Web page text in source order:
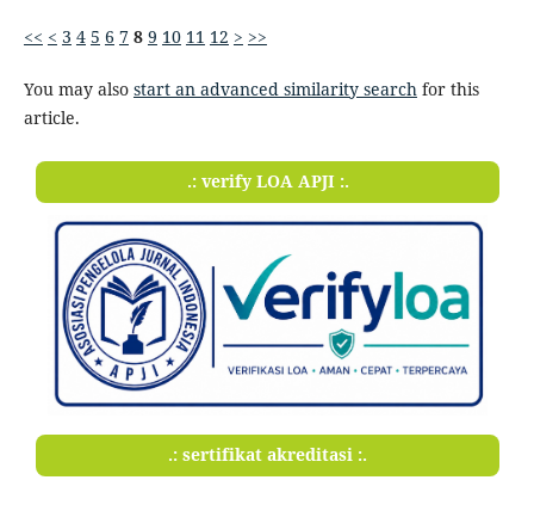
<< < 3 4 5 6 7 8 9 10 11 12 > >>
You may also start an advanced similarity searchfor this
article.
.: verify LOA APJI :.
.: sertifikat akreditasi :.